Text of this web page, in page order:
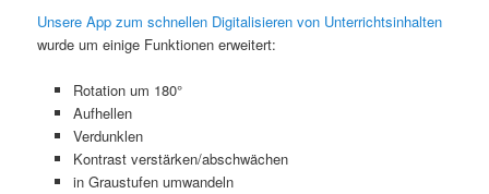
Unsere App zum schnellen Digitalisieren von Unterrichtsinhalten
wurde um einige Funktionen erweitert:
Rotation um 180°
Aufhellen
Verdunklen
Kontrast verstärken/abschwächen
in Graustufen umwandeln